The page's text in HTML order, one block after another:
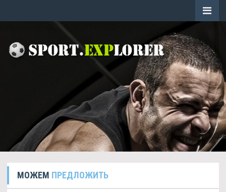
МОЖЕМ ПРЕДЛОЖИТЬ